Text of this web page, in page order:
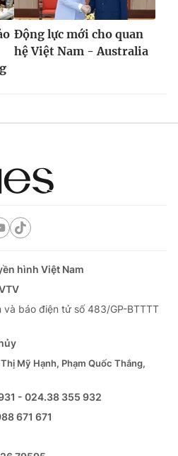
Động lực mới cho quan
hệ Việt Nam - Australia
hình Việt Nam
báo điện tử số 483/GP-BTTTT
Mỹ Hạnh, Phạm Quốc Thắng,
- 024.38 355 932
671 671